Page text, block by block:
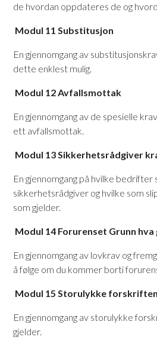
de hvordan oppdateres de og
Modul 11 Substitusjon
En gjennomgang av
dette enklest mulig.
Modul 12 Avfallsmottak
En gjennomgang av de spesielle
ett avfallsmottak.
Modul 13 Sikkerhetsrådgiver
En gjennomgang på hvilke bedrifter
sikkerhetsrådgiver og hvilke som
som gjelder.
Modul 14 Forurenset Grunn hva
En gjennomgang av lovkrav og
å følge om du kommer borti
Modul 15 Storulykke
En gjennomgang av storulykke
gjelder.